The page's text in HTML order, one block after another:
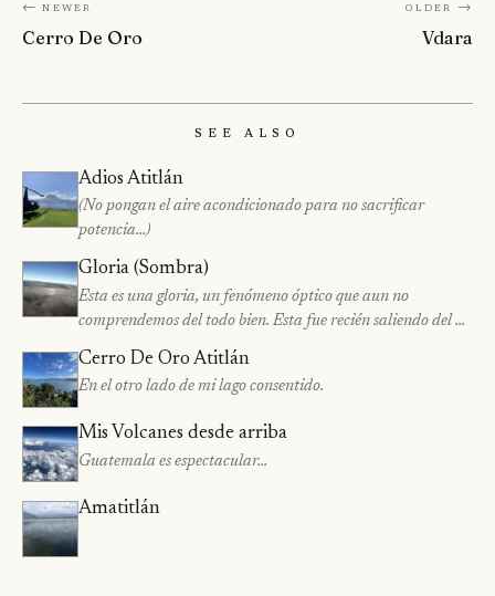
← Newer
Cerro De Oro
Older →
Vdara
See Also
Adios Atitlán
(No pongan el aire acondicionado para no sacrificar
potencia…)
Gloria (Sombra)
Esta es una gloria, un fenómeno óptico que aun no
comprendemos del todo bien. Esta fue recién saliendo del …
Cerro De Oro Atitlán
En el otro lado de mi lago consentido.
Mis Volcanes desde arriba
Guatemala es espectacular…
Amatitlán